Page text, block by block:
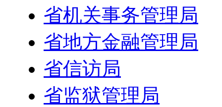
省机关事务管理局
省地方金融管理局
省信访局
省监狱管理局